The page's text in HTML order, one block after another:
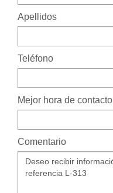
Apellidos
Teléfono
Mejor hora de contacto
Comentario